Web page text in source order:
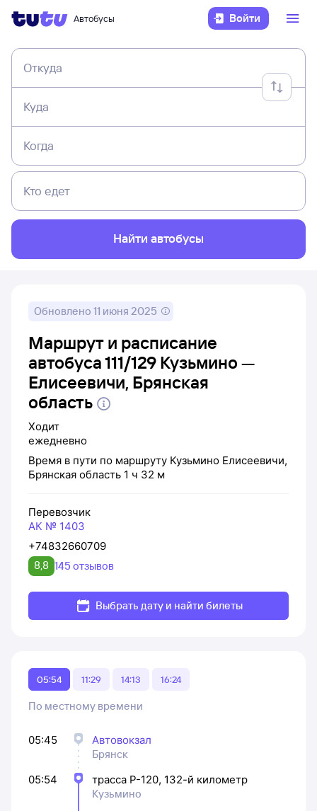
Автобусы Войти
Откуда
Куда
Когда
Кто едет
Найти автобусы
Обновлено 11 июня 2025
Маршрут и расписание
автобуса 111/129 Кузьмино —
Елисеевичи, Брянская
область
Ходит
ежедневно
Время в пути по маршруту Кузьмино Елисеевичи,
Брянская область 1 ч 32 м
Перевозчик
АК № 1403
+74832660709
8,8 145 отзывов
Выбрать дату и найти билеты
05:54 11:29 14:13 16:24
По местному времени
05:45
Автовокзал
Брянск
05:54
трасса Р-120, 132-й километр
Кузьмино